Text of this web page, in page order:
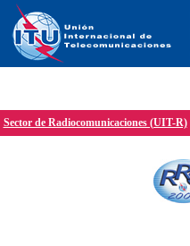
Sector de Radiocomunicaciones (UIT-R)